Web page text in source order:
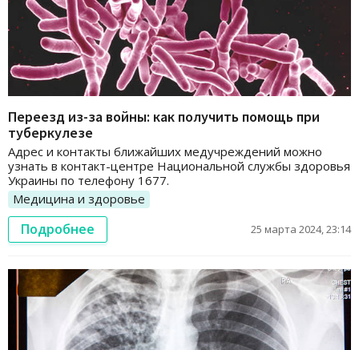
Переезд из-за войны: как получить помощь при
туберкулезе
Адрес и контакты ближайших медучреждений можно
узнать в контакт-центре Национальной службы здоровья
Украины по телефону 1677.
Медицина и здоровье
Подробнее 25 марта 2024, 23:14